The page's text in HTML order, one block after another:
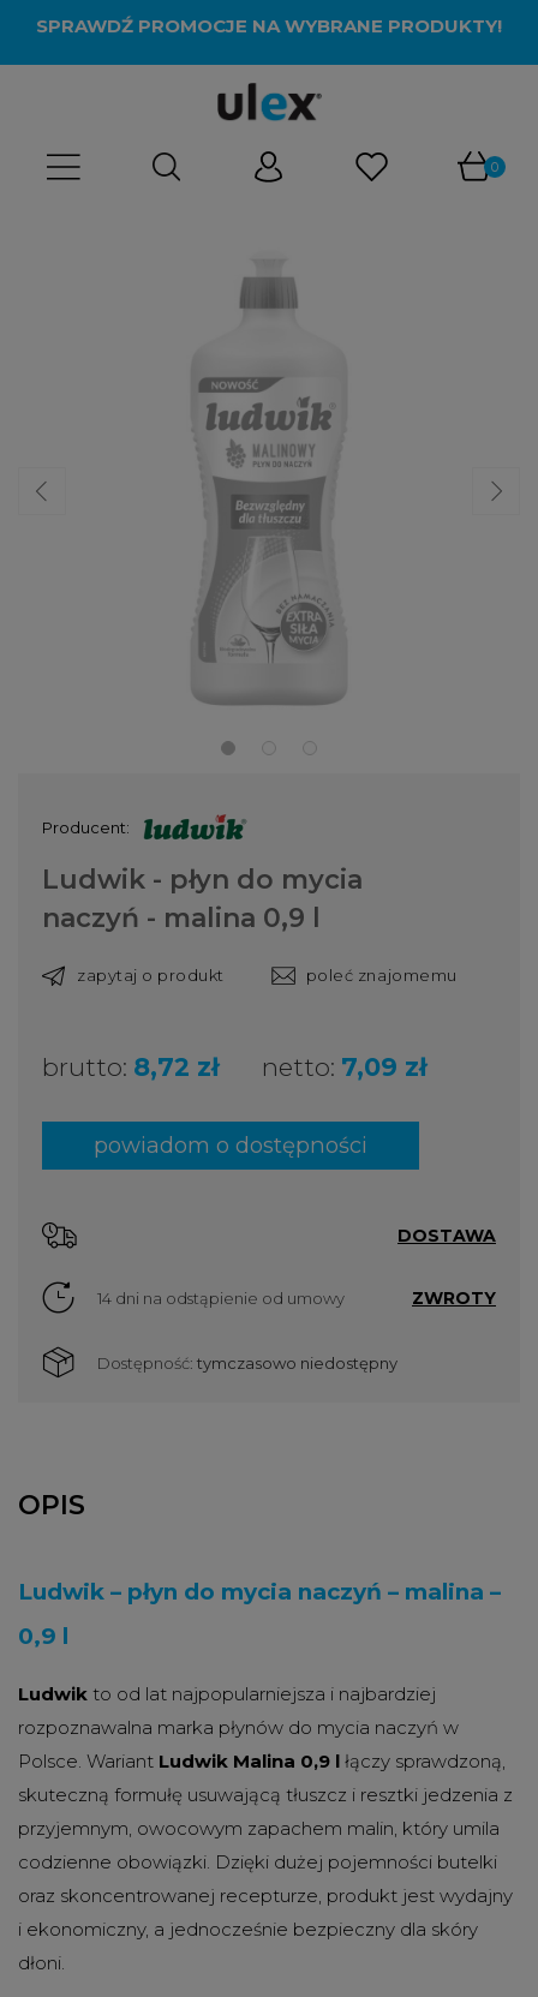
SPRAWDŹ PROMOCJE NA WYBRANE PRODUKTY!
Producent:
Ludwik - płyn do mycia
naczyń - malina 0,9 l
zapytaj o produkt poleć znajomemu
brutto: 8,72 zł netto: 7,09 zł
powiadom o dostępności
DOSTAWA
14 dni na odstąpienie od umowy ZWROTY
Dostępność: tymczasowo niedostępny
OPIS
Ludwik – płyn do mycia naczyń – malina –
0,9 l
Ludwik to od lat najpopularniejsza i najbardziej
rozpoznawalna marka płynów do mycia naczyń w
Polsce. Wariant Ludwik Malina 0,9 l łączy sprawdzoną,
skuteczną formułę usuwającą tłuszcz i resztki jedzenia z
przyjemnym, owocowym zapachem malin, który umila
codzienne obowiązki. Dzięki dużej pojemności butelki
oraz skoncentrowanej recepturze, produkt jest wydajny
i ekonomiczny, a jednocześnie bezpieczny dla skóry
dłoni.